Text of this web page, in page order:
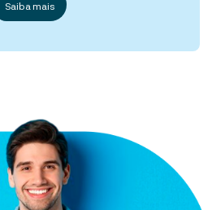
Saiba mais